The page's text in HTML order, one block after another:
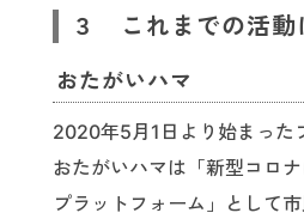
３ これまでの活動
おたがいハマ
2020年5月1日より始まった
おたがいハマは「新型コロ
プラットフォーム」として